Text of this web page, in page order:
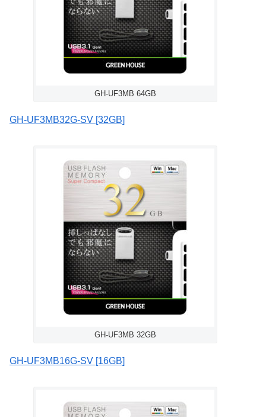
GH-UF3MB 64GB
GH-UF3MB32G-SV [32GB]
GH-UF3MB 32GB
GH-UF3MB16G-SV [16GB]